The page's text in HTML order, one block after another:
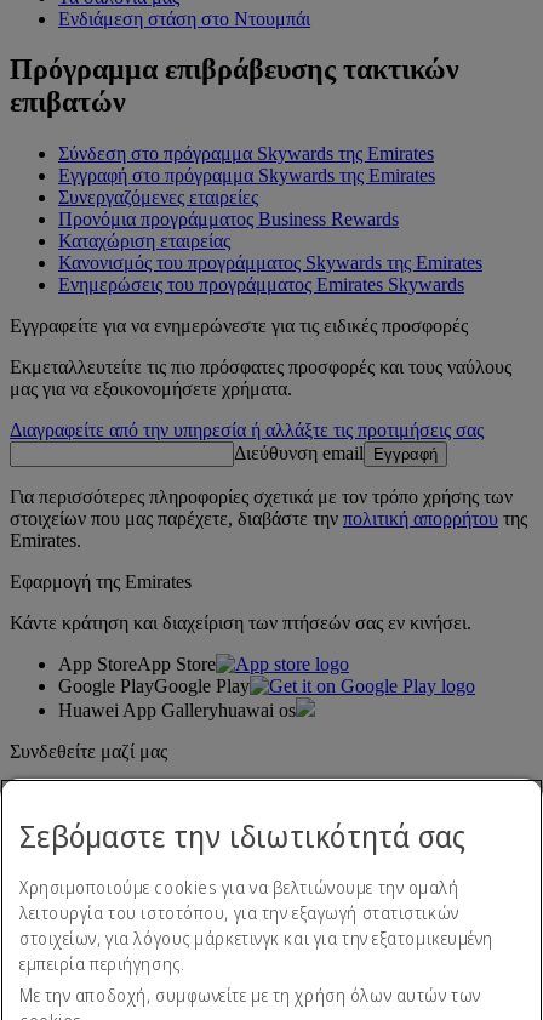
Ενδιάμεση στάση στο Ντουμπάι
Πρόγραμμα επιβράβευσης τακτικών
επιβατών
Σύνδεση στο πρόγραμμα Skywards της Emirates
Εγγραφή στο πρόγραμμα Skywards της Emirates
Συνεργαζόμενες εταιρείες
Προνόμια προγράμματος Business Rewards
Καταχώριση εταιρείας
Κανονισμός του προγράμματος Skywards της Emirates
Ενημερώσεις του προγράμματος Emirates Skywards
Εγγραφείτε για να ενημερώνεστε για τις ειδικές προσφορές
Εκμεταλλευτείτε τις πιο πρόσφατες προσφορές και τους ναύλους
μας για να εξοικονομήσετε χρήματα.
Διαγραφείτε από την υπηρεσία ή αλλάξτε τις προτιμήσεις σας
Διεύθυνση email
Εγγραφή
Για περισσότερες πληροφορίες σχετικά με τον τρόπο χρήσης των
στοιχείων που μας παρέχετε, διαβάστε την πολιτική απορρήτου της
Emirates.
Εφαρμογή της Emirates
Κάντε κράτηση και διαχείριση των πτήσεών σας εν κινήσει.
App StoreApp Store
Google PlayGoogle Play
Huawei App Galleryhuawai os
Συνδεθείτε μαζί μας
Δήλωση προσβασιμότητας
Σεβόμαστε την ιδιωτικότητά σας
Χρησιμοποιούμε cookies για να βελτιώνουμε την ομαλή
λειτουργία του ιστοτόπου, για την εξαγωγή στατιστικών
στοιχείων, για λόγους μάρκετινγκ και για την εξατομικευμένη
εμπειρία περιήγησης.
Με την αποδοχή, συμφωνείτε με τη χρήση όλων αυτών των